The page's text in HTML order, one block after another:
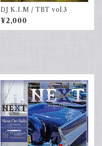
DJ K.I.M / TBT vol.3
¥2,000